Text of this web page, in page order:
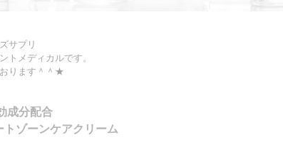
サプリ
トメディカルです。
ります＾＾★
成分配合
ゾーンケアクリーム